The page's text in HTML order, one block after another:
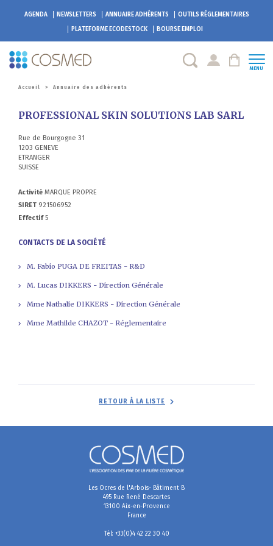
AGENDA NEWSLETTERS ANNUAIRE ADHÉRENTS
OUTILS RÉGLEMENTAIRES
PLATEFORMEECODESTOCK BOURSE EMPLOI
MENU
Accueil > Annuaire des adhérents
PROFESSIONAL SKIN SOLUTIONS LAB SARL
Rue de Bourgogne 31
1203 GENEVE
ETRANGER
SUISSE
Activité MARQUE PROPRE
SIRET 921506952
Effectif5
CONTACTS DE LA SOCIÉTÉ
M. Fabio PUGA DE FREITAS - R&D
M. Lucas DIKKERS - Direction Générale
Mme Nathalie DIKKERS - Direction Générale
Mme Mathilde CHAZOT - Réglementaire
RETOUR À LA LISTE
Les Ocres de l'Arbois- Bâtiment B
495 Rue René Descartes
13100 Aix-en-Provence
France
Tél: +33(0)4 42 22 30 40